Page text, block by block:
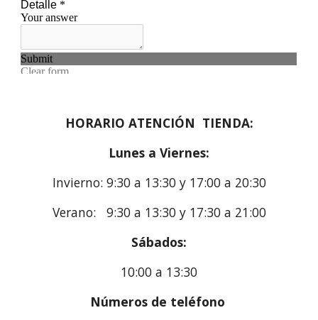
HORARIO ATENCIÓN  TIENDA:
Lunes a Viernes:
Invierno: 9:30 a 13:30 y 17:00 a 20:30
Verano:   9:30 a 13:30 y 17:30 a 21:00
Sábados:
10:00 a 13:30
Números de teléfono